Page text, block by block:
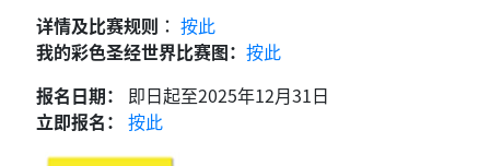
详情及比赛规则︰ 按此
我的彩色圣经世界比赛图： 按此
报名日期： 即日起至2025年12月31日
立即报名： 按此